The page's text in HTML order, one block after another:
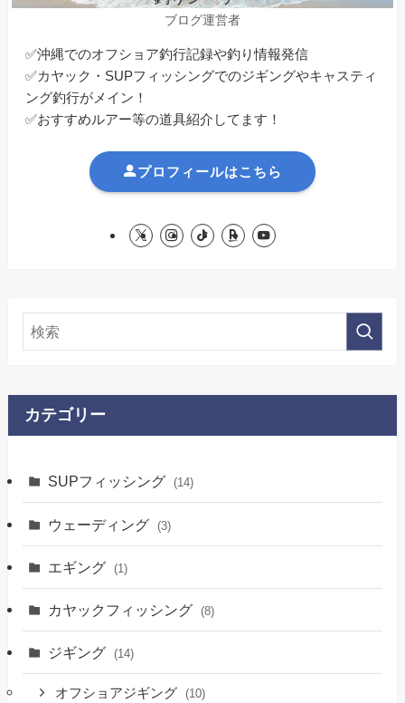
ブログ運営者
✅沖縄でのオフショア釣行記録や釣り情報発信
✅カヤック・SUPフィッシングでのジギングやキャスティ
ング釣行がメイン！
✅おすすめルアー等の道具紹介してます！
プロフィールはこちら
カテゴリー
SUPフィッシング (14)
ウェーディング (3)
エギング (1)
カヤックフィッシング (8)
ジギング (14)
オフショアジギング (10)